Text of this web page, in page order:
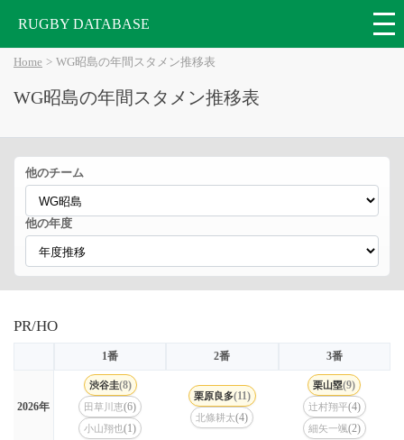
RUGBY DATABASE
Home WG昭島の年間スタメン推移表
WG昭島の年間スタメン推移表
他のチーム
他の年度
PR/HO
1番 2番 3番
2026年
渋谷圭(8)
田草川恵(6)
小山翔也(1)
栗原良多(11)
北條耕太(4)
栗山塁(9)
辻村翔平(4)
細矢一颯(2)